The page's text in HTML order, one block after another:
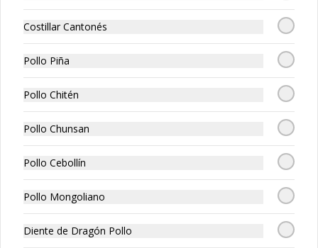
Costillar Cantonés
Costillar Cantonés
Pollo Piña
Pollo Chitén
Pollo Chunsan
Pollo Cebollín
Pollo Mongoliano
Diente de Dragón Pollo